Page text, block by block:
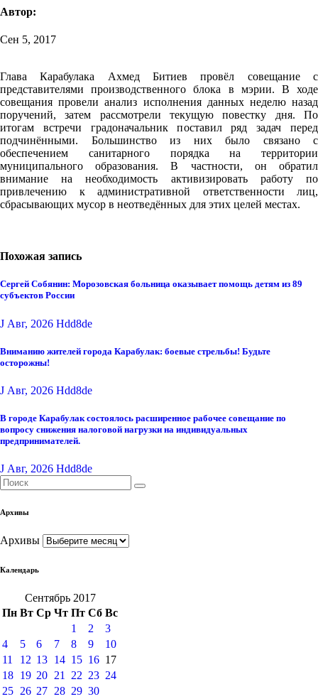
Автор:
Сен 5, 2017
Глава Карабулака Ахмед Битиев провёл совещание с
представителями производственного блока в мэрии. В ходе
совещания провели анализ исполнения данных неделю назад
поручений, затем рассмотрели текущую повестку дня. По
итогам встречи градоначальник поставил ряд задач перед
подчинёнными. Большинство из них было связано с
обеспечением санитарного порядка на территории
муниципального образования. В частности, он обратил
внимание на необходимость активизировать работу по
привлечению к административной ответственности лиц,
сбрасывающих мусор в неотведённых для этих целей местах.
Похожая запись
Сергей Собянин: Морозовская больница оказывает помощь детям из 89
субъектов России
J Авг, 2026 Hdd8de
Вниманию жителей города Карабулак: боевые стрельбы! Будьте
осторожны!
J Авг, 2026 Hdd8de
В городе Карабулак состоялось расширенное рабочее совещание по
вопросу снижения налоговой нагрузки на индивидуальных
предпринимателей.
J Авг, 2026 Hdd8de
Архивы
Архивы
Календарь
Сентябрь 2017
Пн Вт Ср Чт Пт Сб Вс
1
2
3
4
5 6 7 8 9
10
11
12 13 14 15 16 17
18 19 20 21 22 23 24
25 26 27 28 29 30